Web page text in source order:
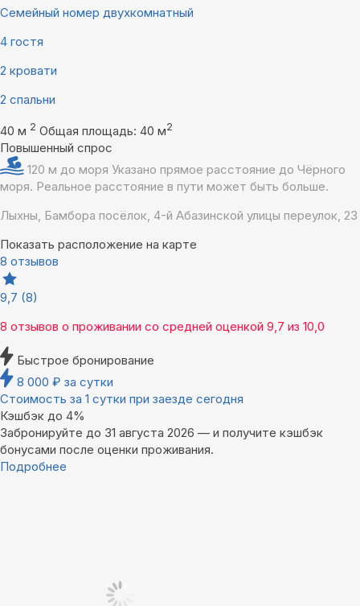
Семейный номер двухкомнатный
4 гостя
2 кровати
2 спальни
40 м 2 Общая площадь: 40 м2
Повышенный спрос
120 м до моря Указано прямое расстояние до Чёрного
моря. Реальное расстояние в пути может быть больше.
Лыхны, Бамбора посёлок, 4-й Абазинской улицы переулок, 23
Показать расположение на карте
8 отзывов
9,7 (8)
8 отзывов о проживании со средней оценкой 9,7 из 10,0
Быстрое бронирование
8 000 ₽ за сутки
Стоимость за 1 сутки при заезде сегодня
Кэшбэк до 4%
Забронируйте до 31 августа 2026 — и получите кэшбэк
бонусами после оценки проживания.
Подробнее